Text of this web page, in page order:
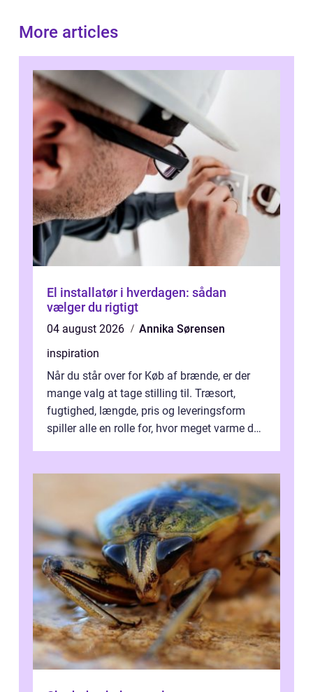
More articles
El installatør i hverdagen: sådan
vælger du rigtigt
04 august 2026
Annika Sørensen
inspiration
Når du står over for Køb af brænde, er der
mange valg at tage stilling til. Træsort,
fugtighed, længde, pris og leveringsform
spiller alle en rolle for, hvor meget varme du